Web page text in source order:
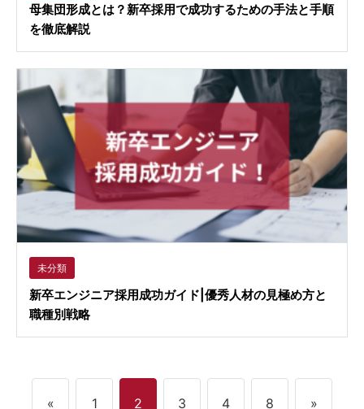
母集団形成とは？新卒採用で成功するための手法と手順
を徹底解説
未分類
新卒エンジニア採用成功ガイド|優秀人材の見極め方と
職種別戦略
« 1 2 3 4 8 »